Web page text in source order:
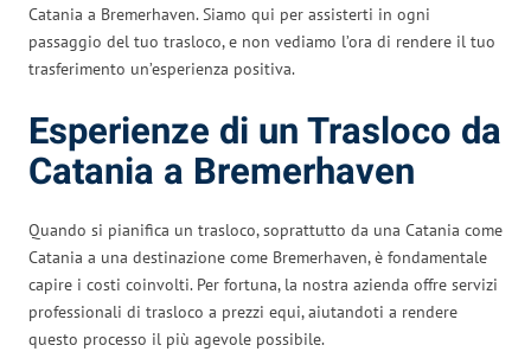
Catania a Bremerhaven. Siamo qui per assisterti in ogni
passaggio del tuo trasloco, e non vediamo l’ora di rendere il tuo
trasferimento un’esperienza positiva.
Esperienze di un Trasloco da
Catania a Bremerhaven
Quando si pianifica un trasloco, soprattutto da una Catania come
Catania a una destinazione come Bremerhaven, è fondamentale
capire i costi coinvolti. Per fortuna, la nostra azienda offre servizi
professionali di trasloco a prezzi equi, aiutandoti a rendere
questo processo il più agevole possibile.